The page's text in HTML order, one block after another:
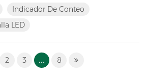
de conteo Diseño de contorno
o pantalla LED roja Nivel de filt...
Indicador De Conteo
LED
2 3 ... 8